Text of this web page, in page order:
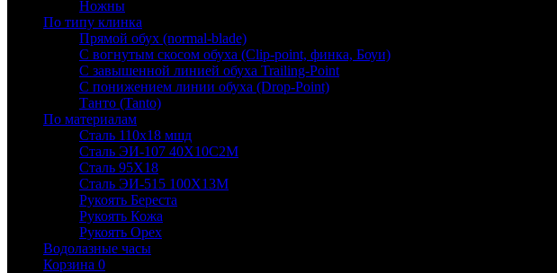
Ножны
По типу клинка
Прямой обух (normal-blade)
С вогнутым скосом обуха (Clip-point, финка, Боуи)
С завышенной линией обуха Trailing-Point
С понижением линии обуха (Drop-Point)
Танто (Tanto)
По материалам
Сталь 110х18 мшд
Сталь ЭИ-107 40Х10С2М
Сталь 95Х18
Сталь ЭИ-515 100Х13М
Рукоять Береста
Рукоять Кожа
Рукоять Орех
Водолазные часы
Корзина 0